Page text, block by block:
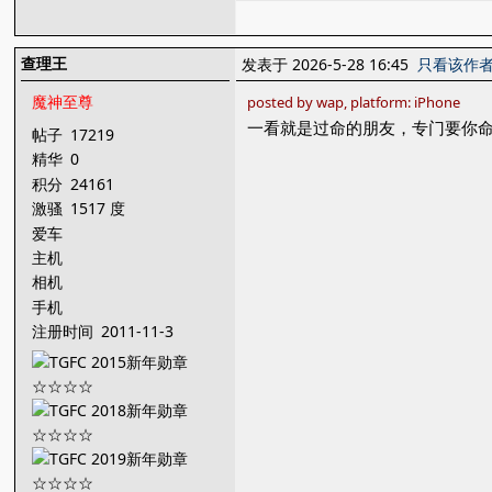
查理王
魔神至尊
帖子 17219
精华 0
积分 24161
激骚 1517 度
爱车
主机
相机
手机
注册时间 2011-11-3
发表于 2026-5-28 16:45 只看该作
posted by wap, platform: iPhone
一看就是过命的朋友，专门要你